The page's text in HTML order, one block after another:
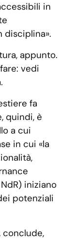
in
disciplina».
appunto.
vedi
fa
quindi, è
a cui
in cui «la
iniziano
potenziali